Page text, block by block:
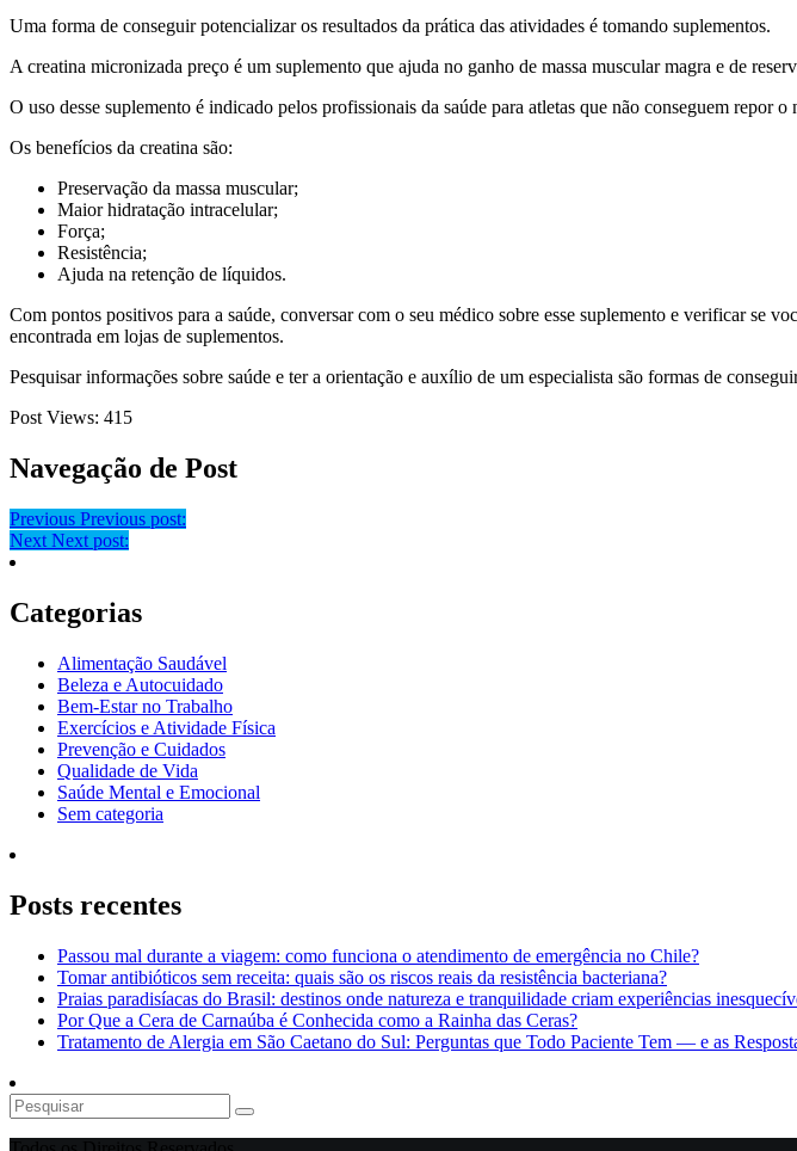
Uma forma de conseguir potencializar os resultados da prática das atividades é tomando suplementos.
A creatina micronizada preço é um suplemento que ajuda no ganho de massa muscular magra e de
O uso desse suplemento é indicado pelos profissionais da saúde para atletas que não conseguem repor
Os benefícios da creatina são:
Preservação da massa muscular;
Maior hidratação intracelular;
Força;
Resistência;
Ajuda na retenção de líquidos.
Com pontos positivos para a saúde, conversar com o seu médico sobre esse suplemento e verificar se
encontrada em lojas de suplementos.
Pesquisar informações sobre saúde e ter a orientação e auxílio de um especialista são formas de
Post Views: 415
Navegação de Post
Previous Previous post:
Next Next post:
Categorias
Alimentação Saudável
Beleza e Autocuidado
Bem-Estar no Trabalho
Exercícios e Atividade Física
Prevenção e Cuidados
Qualidade de Vida
Saúde Mental e Emocional
Sem categoria
Posts recentes
Passou mal durante a viagem: como funciona o atendimento de emergência no Chile?
Tomar antibióticos sem receita: quais são os riscos reais da resistência bacteriana?
Praias paradisíacas do Brasil: destinos onde natureza e tranquilidade criam experiências
Por Que a Cera de Carnaúba é Conhecida como a Rainha das Ceras?
Tratamento de Alergia em São Caetano do Sul: Perguntas que Todo Paciente Tem — e as